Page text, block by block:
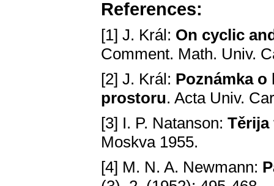
References:
[1] J. Král: On cyclic
Comment. Math. Univ.
[2] J. Král: Poznámka
prostoru. Acta Univ.
[3] I. P. Natanson:
Moskva 1955.
[4] M. N. A. Newmann: